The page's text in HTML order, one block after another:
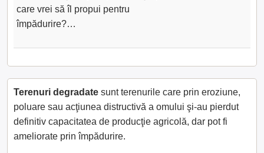
care vrei să îl propui pentru
împădurire?…
Terenuri degradate sunt terenurile care prin eroziune,
poluare sau acţiunea distructivă a omului şi-au pierdut
definitiv capacitatea de producţie agricolă, dar pot fi
ameliorate prin împădurire.